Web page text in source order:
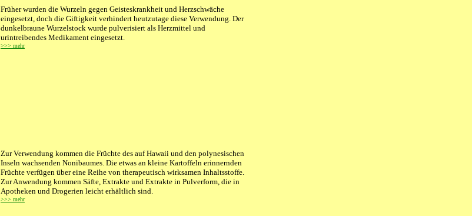
Früher wurden die Wurzeln gegen Geisteskrankheit und Herzschwäche
eingesetzt, doch die Giftigkeit verhindert heutzutage diese Verwendung. Der
dunkelbraune Wurzelstock wurde pulverisiert als Herzmittel und
urintreibendes Medikament eingesetzt.
>>> mehr
Zur Verwendung kommen die Früchte des auf Hawaii und den polynesischen
Inseln wachsenden Nonibaumes. Die etwas an kleine Kartoffeln erinnernden
Früchte verfügen über eine Reihe von therapeutisch wirksamen Inhaltsstoffe.
Zur Anwendung kommen Säfte, Extrakte und Extrakte in Pulverform, die in
Apotheken und Drogerien leicht erhältlich sind.
>>> mehr